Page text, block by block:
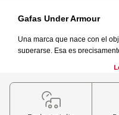
Gafas Under Armour
Una marca que nace con el
superarse. Esa es
perfecto entre rendimiento,
entrenamiento.
Reconocida a nivel mundial
Armour ha trasladado toda su